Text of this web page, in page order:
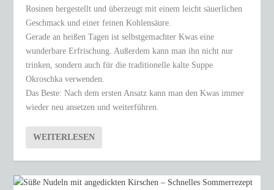
Rosinen hergestellt und überzeugt mit einem leicht säuerlichen
Geschmack und einer feinen Kohlensäure.
Gerade an heißen Tagen ist selbstgemachter Kwas eine
wunderbare Erfrischung. Außerdem kann man ihn nicht nur
trinken, sondern auch für die traditionelle kalte Suppe
Okroschka verwenden.
Das Beste: Nach dem ersten Ansatz kann man den Kwas immer
wieder neu ansetzen und weiterführen.
WEITERLESEN